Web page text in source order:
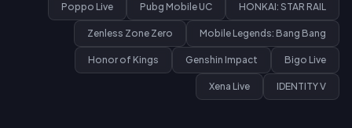
HONKAI: STAR RAIL
Pubg Mobile UC
Poppo Live
Mobile Legends: Bang Bang
Zenless Zone Zero
Bigo Live
Genshin Impact
Honor of Kings
IDENTITY V
Xena Live